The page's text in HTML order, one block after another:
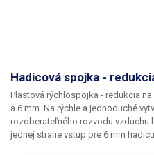
Hadicová spojka -
Plastová rýchlospojka - redukcia
a 6 mm. Na rýchle a jednoduché
rozoberateľného rozvodu vzduchu bez
jednej strane vstup pre 6 mm